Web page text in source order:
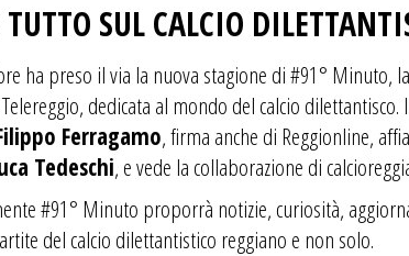
TUTTO SUL CALCIO
ha preso il via la nuova stagione di #91° Minuto,
dedicata al mondo del calcio
Ferragamo, firma anche di Reggionline,
Tedeschi, e vede la collaborazione di
#91° Minuto proporrà notizie, curiosità,
del calcio dilettantistico reggiano e non solo.